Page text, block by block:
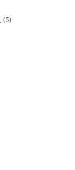
(5)